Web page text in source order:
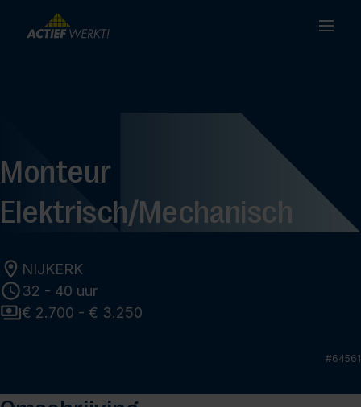
Monteur
Elektrisch/Mechanisch
NIJKERK
32 - 40 uur
€ 2.700 - € 3.250
#64561